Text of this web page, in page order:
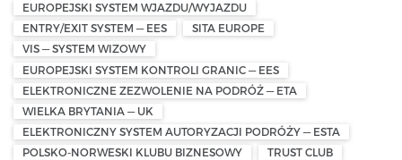
EUROPEJSKI SYSTEM WJAZDU/WYJAZDU
ENTRY/EXIT SYSTEM — EES
SITA EUROPE
VIS — SYSTEM WIZOWY
EUROPEJSKI SYSTEM KONTROLI GRANIC — EES
ELEKTRONICZNE ZEZWOLENIE NA PODRÓŻ — ETA
WIELKA BRYTANIA — UK
ELEKTRONICZNY SYSTEM AUTORYZACJI PODRÓŻY — ESTA
POLSKO-NORWESKI KLUBU BIZNESOWY
TRUST CLUB